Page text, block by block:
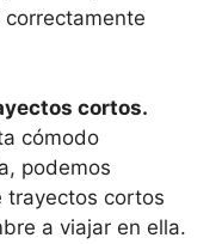
cortos.
cómodo
podemos
trayectos cortos
a viajar en ella.